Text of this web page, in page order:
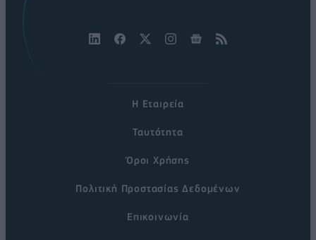
Η Εταιρεία
Ταυτότητα
Όροι Χρήσης
Πολιτική Προστασίας Δεδομένων
Επικοινωνία